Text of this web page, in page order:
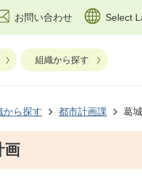
お問い合わせ Select
組織から探す
から探す 都市計画課 葛
画